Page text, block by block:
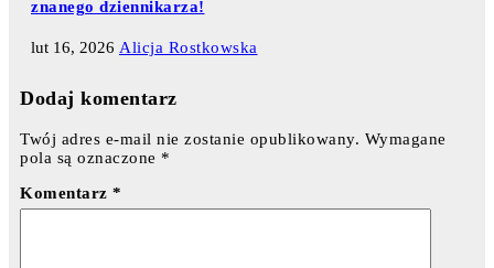
znanego dziennikarza!
lut 16, 2026 Alicja Rostkowska
Dodaj komentarz
Twój adres e-mail nie zostanie opublikowany. Wymagane
pola są oznaczone *
Komentarz *